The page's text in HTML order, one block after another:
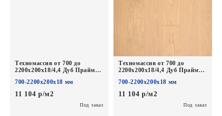
Техномассив от 700 до
2200х200х18/4,4 Дуб Прайм
700-2200х200х18 мм
11 104 р/м2
Под заказ
Техномассив от 700 до
2200х200х18/4,4 Дуб Прайм
700-2200х200х18 мм
11 104 р/м2
Под заказ